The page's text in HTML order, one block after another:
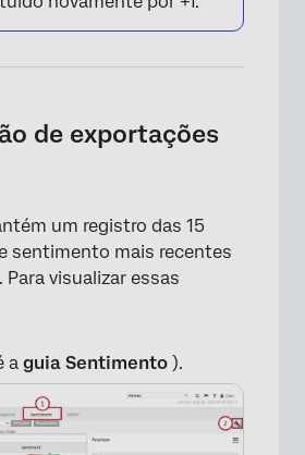
de exportações
um registro das 15
sentimento mais recentes
visualizar essas
a guia Sentimento ).